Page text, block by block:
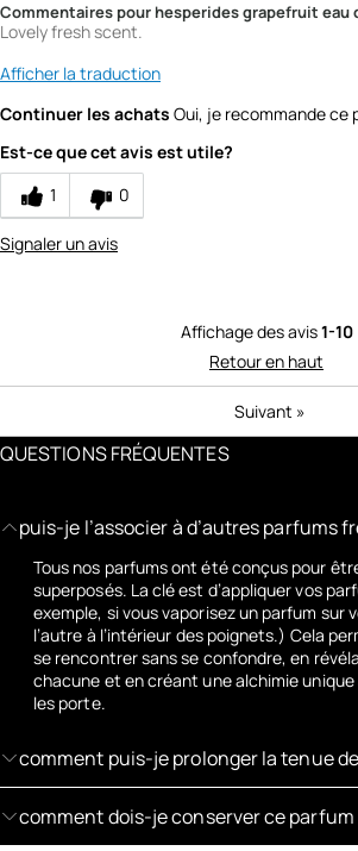
Commentaires pour hesperides grapefruit eau
Lovely fresh scent.
Afficher la traduction
Continuer les achats Oui, je recommande ce
Est-ce que cet avis est utile?
1
0
Signaler un avis
Affichage des avis1-10
Retour en haut
Suivant »
QUESTIONS FRÉQUENTES
puis-je l’associer à d’autres parfums
Tous nos parfums ont été conçus pour
superposés. La clé est d’appliquer vos
exemple, si vous vaporisez un parfum sur
l’autre à l’intérieur des poignets.) Cela
se rencontrer sans se confondre, en
chacune et en créant une alchimie
les porte.
comment puis-je prolonger la tenue
comment dois-je conserver ce parfum